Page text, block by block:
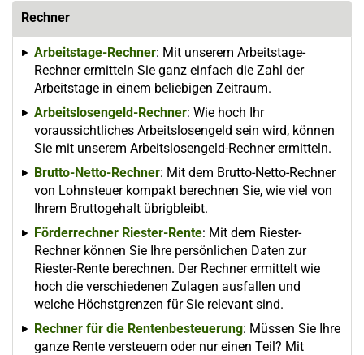
Rechner
Arbeitstage-Rechner: Mit unserem Arbeitstage-
Rechner ermitteln Sie ganz einfach die Zahl der
Arbeitstage in einem beliebigen Zeitraum.
Arbeitslosengeld-Rechner: Wie hoch Ihr
voraussichtliches Arbeitslosengeld sein wird, können
Sie mit unserem Arbeitslosengeld-Rechner ermitteln.
Brutto-Netto-Rechner: Mit dem Brutto-Netto-Rechner
von Lohnsteuer kompakt berechnen Sie, wie viel von
Ihrem Bruttogehalt übrigbleibt.
Förderrechner Riester-Rente: Mit dem Riester-
Rechner können Sie Ihre persönlichen Daten zur
Riester-Rente berechnen. Der Rechner ermittelt wie
hoch die verschiedenen Zulagen ausfallen und
welche Höchstgrenzen für Sie relevant sind.
Rechner für die Rentenbesteuerung: Müssen Sie Ihre
ganze Rente versteuern oder nur einen Teil? Mit